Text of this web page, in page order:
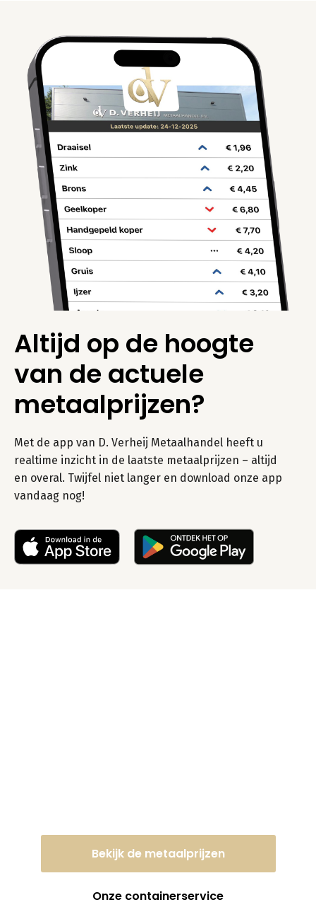
Altijd op de hoogte
van de actuele
metaalprijzen?
Met de app van D. Verheij Metaalhandel heeft u
realtime inzicht in de laatste metaalprijzen – altijd
en overal. Twijfel niet langer en download onze app
vandaag nog!
Bekijk de metaalprijzen
Onze containerservice